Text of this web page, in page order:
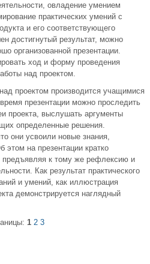
овладение умением
практических умений с
и его соответствующего
достигнутый результат, можно
организованной презентации.
ход и форму проведения
над проектом.
проектом производится учащимися
презентации можно проследить
проекта, выслушать аргументы
определенные решения.
они усвоили новые знания,
на презентации кратко
предъявляя к тому же рефлексию и
Как результат практического
и умений, как иллюстрация
демонстрируется наглядный
1 2 3